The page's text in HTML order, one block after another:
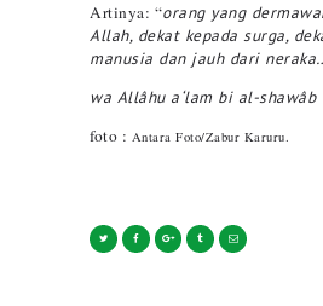
Artinya: “orang yang
Allah, dekat kepada surga,
manusia dan jauh dari
wa Allâhu a‘lam bi al-shawâb
foto : Antara Foto/Zabur Karuru.